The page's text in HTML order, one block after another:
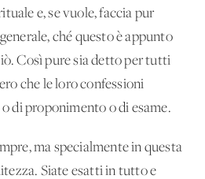
e, se vuole, faccia pur
ché questo è appunto
Così pure sia detto per tutti
che le loro confessioni
di proponimento o di esame.
ma specialmente in questa
Siate esatti in tutto e